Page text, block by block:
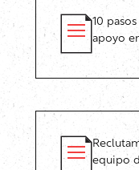
10
apoyo
equipo